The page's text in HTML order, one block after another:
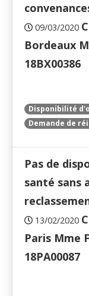
09/03/2020
Bordeaux
18BX00386
Disponibilité
Demande de
Pas de
santé sans
13/02/2020
Paris Mme
18PA00087